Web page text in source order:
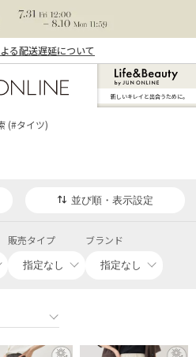
る配送遅延について
新しいキレイと出合うために。
(#タイツ)
並び順・表示設定
販売タイプ ブランド